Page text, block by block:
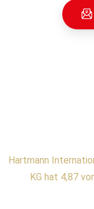
Hartmann
KG hat 4,87